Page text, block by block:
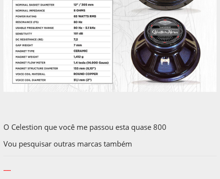
O Celestion que você me passou esta quase 800
Vou pesquisar outras marcas também
-----